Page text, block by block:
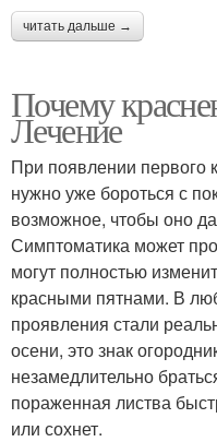
читать дальше →
Почему
Лечение
При появлении первого
нужно уже бороться с
возможное, чтобы оно
Симптоматика может
могут полностью
красными пятнами. В
проявления стали
осени, это знак
незамедлительно
пораженная листва
или сохнет.